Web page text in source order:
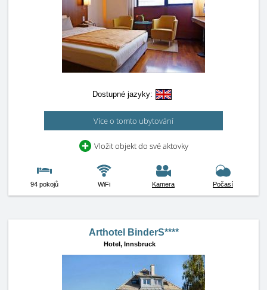
Dostupné jazyky:
Více o tomto ubytování
Vložit objekt do své aktovky
94 pokojů WiFi Kamera Počasí
Arthotel BinderS****
Hotel, Innsbruck